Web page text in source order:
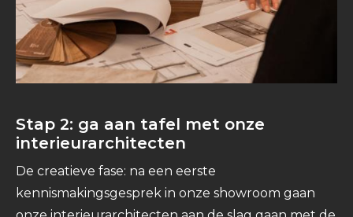
Stap 2: ga aan tafel met onze
interieurarchitecten
De creatieve fase: na een eerste
kennismakingsgesprek in onze showroom gaan